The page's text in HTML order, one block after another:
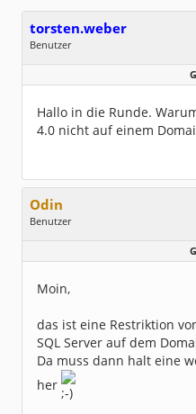
torsten.weber
Benutzer
Geschlecht:
keine Angabe
Dabei seit:
07 / 2020
Hallo in die Runde.
4.0 nicht auf einem
Odin
Benutzer
Homepage:
sparkasse-
Dabei seit:
Moin,
das ist eine Restriktion
SQL Server auf dem
Da muss dann halt eine
her